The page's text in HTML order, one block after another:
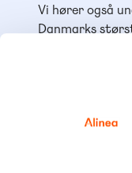
Vi hører også
Danmarks